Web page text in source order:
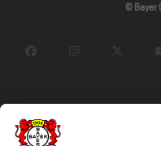
© Bayer